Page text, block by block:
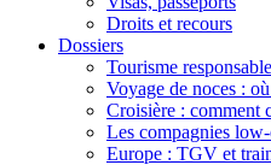
Droits et recours
Dossiers
Tourisme responsable
Voyage de noces :
Croisière : comment
Les compagnies
Europe : TGV et